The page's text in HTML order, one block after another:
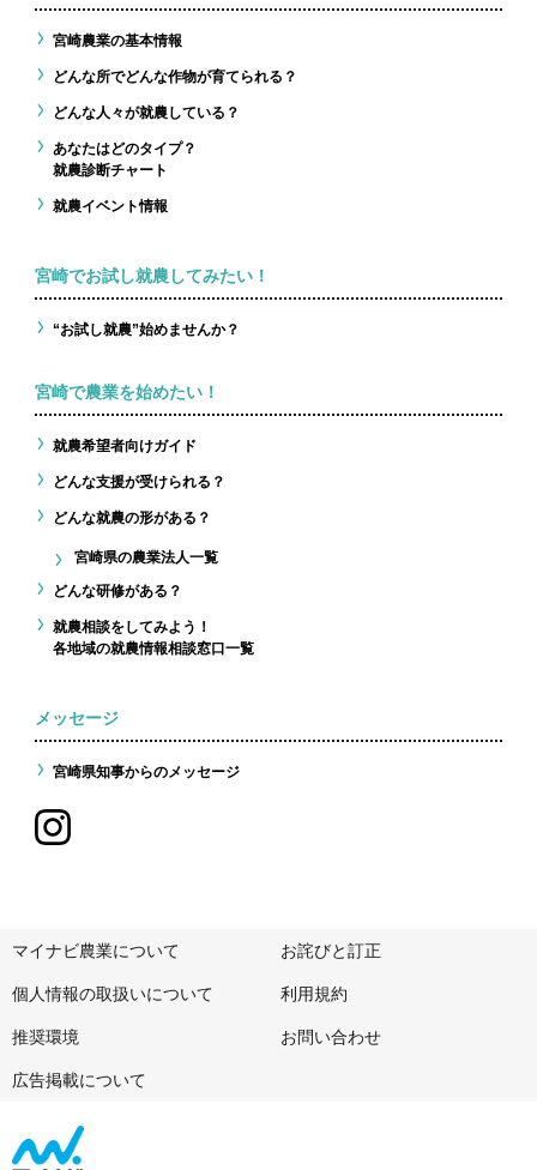
宮崎農業の基本情報
どんな所でどんな作物が育てられる？
どんな人々が就農している？
あなたはどのタイプ？
就農診断チャート
就農イベント情報
宮崎でお試し就農してみたい！
“お試し就農”始めませんか？
宮崎で農業を始めたい！
就農希望者向けガイド
どんな支援が受けられる？
どんな就農の形がある？
宮崎県の農業法人一覧
どんな研修がある？
就農相談をしてみよう！
各地域の就農情報相談窓口一覧
メッセージ
宮崎県知事からのメッセージ
マイナビ農業について お詫びと訂正
個人情報の取扱いについて 利用規約
推奨環境 お問い合わせ
広告掲載について